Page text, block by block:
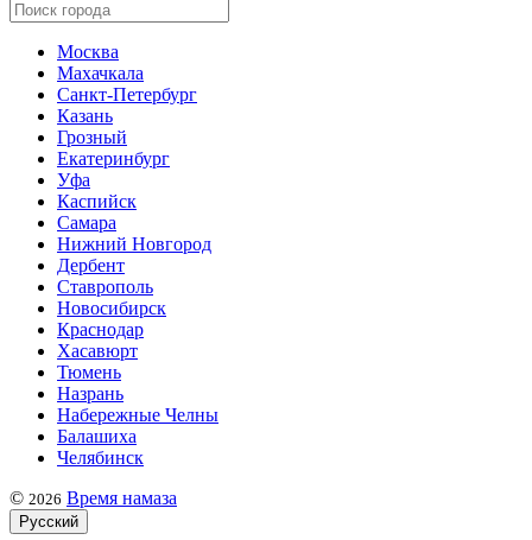
Москва
Махачкала
Санкт-Петербург
Казань
Грозный
Екатеринбург
Уфа
Каспийск
Самара
Нижний Новгород
Дербент
Ставрополь
Новосибирск
Краснодар
Хасавюрт
Тюмень
Назрань
Набережные Челны
Балашиха
Челябинск
© 2026 Время намаза
Русский